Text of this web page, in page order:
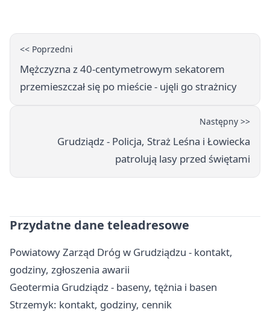
<< Poprzedni
Mężczyzna z 40-centymetrowym sekatorem
przemieszczał się po mieście - ujęli go strażnicy
Następny >>
Grudziądz - Policja, Straż Leśna i Łowiecka
patrolują lasy przed świętami
Przydatne dane teleadresowe
Powiatowy Zarząd Dróg w Grudziądzu - kontakt,
godziny, zgłoszenia awarii
Geotermia Grudziądz - baseny, tężnia i basen
Strzemyk: kontakt, godziny, cennik